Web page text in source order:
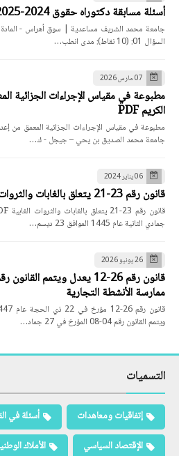
أسئلة مسابقة دكتوراه حقوق 2024-2025
جامعة محمد الشريف مساعدية | سوق أهراس - المادة
السؤال 01: (10 نقاط): مدى انطب…
07 مارس 2026
مطبوعة في مقياس الإجراءات الجزائية
الكريم PDF
جامعة محمد الصديق بن يحي – جيجل - ك…
06 يناير 2024
قانون رقم 23-21 يتعلق بالغابات والثروات الغابية PDF
جمادي الثانية عام 1445 الموافق 23 ديسم…
26 يونيو 2026
ممارسة الأنشطة التجارية
ويتمم القانون رقم 04-08 المؤرخ في 27 جماد…
التسميات
إتفاقيات ومعاهدات
أسئلة في
الإقتصاد السياسي
الأملاك